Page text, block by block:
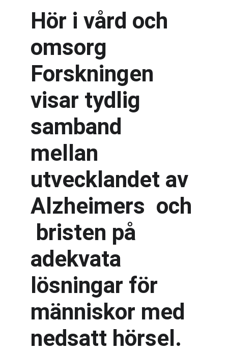
Hör i vård och
omsorg
Forskningen
visar tydlig
samband
mellan
utvecklandet av
Alzheimers  och
bristen på
adekvata
lösningar för
människor med
nedsatt hörsel.